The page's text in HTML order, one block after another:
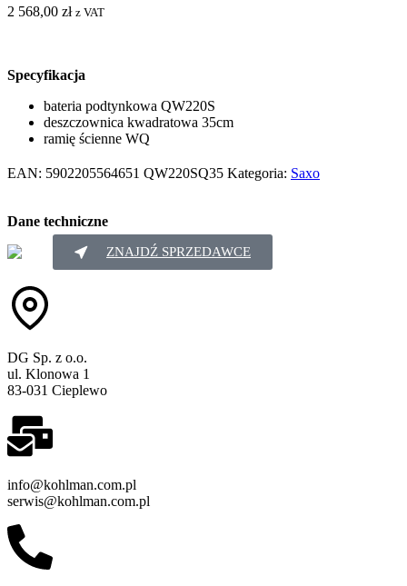
2 568,00 zł z VAT
Specyfikacja
bateria podtynkowa QW220S
deszczownica kwadratowa 35cm
ramię ścienne WQ
EAN: 5902205564651 QW220SQ35 Kategoria: Saxo
Dane techniczne
ZNAJDŹ SPRZEDAWCE
DG Sp. z o.o.
ul. Klonowa 1
83-031 Cieplewo
info@kohlman.com.pl
serwis@kohlman.com.pl